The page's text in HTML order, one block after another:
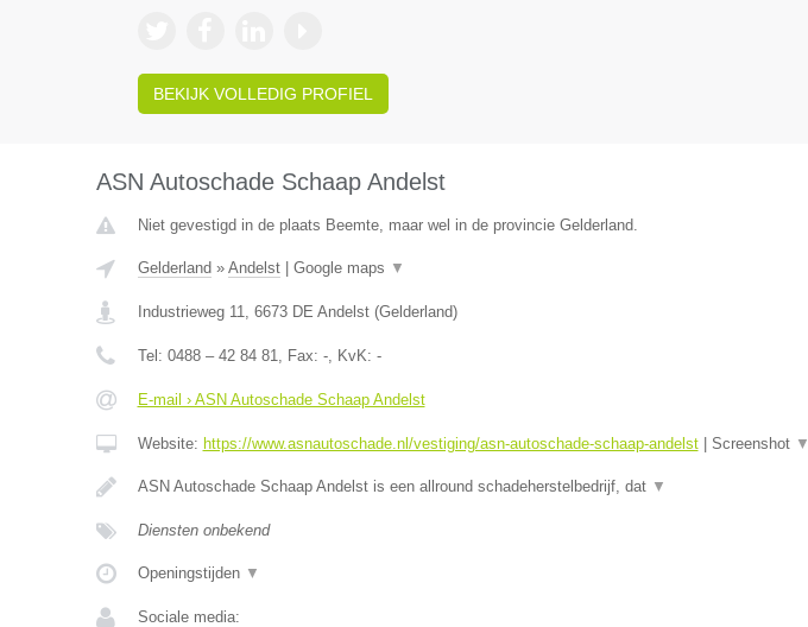
BEKIJK VOLLEDIG PROFIEL
ASN Autoschade Schaap Andelst
Niet gevestigd in de plaats Beemte, maar wel in de provincie Gelderland.
Gelderland » Andelst| Google maps ▼
Industrieweg 11, 6673 DE Andelst(Gelderland)
Tel: 0488 – 42 84 81, Fax: -, KvK: -
E-mail › ASN Autoschade Schaap Andelst
Website: https://www.asnautoschade.nl/vestiging/asn-autoschade-schaap-andelst| Screenshot ▼
ASN Autoschade Schaap Andelst is een allround schadeherstelbedrijf, dat ▼
Diensten onbekend
Openingstijden ▼
Sociale media: